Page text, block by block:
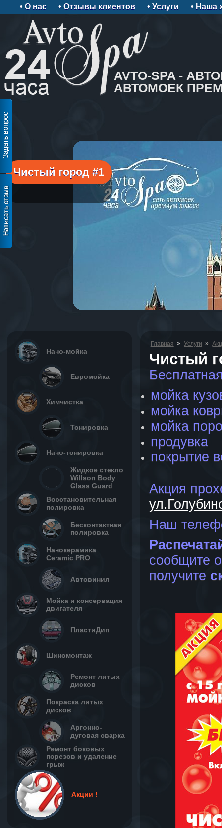
О нас Отзывы клиентов Услуги Наша
AVTO-SPA -
АВТОМОЕК
Чистый город #1
Главная » Услуги »
Чистый
мойка
мойка
мойка
продувка
покрытие
Акция
Наш
сообщите
получите
Нано-мойка
Евромойка
Химчистка
Тонировка
Нано-тонировка
Жидкое стекло
Willson Body
Glass Guard
Восстановительная
полировка
Бесконтактная
полировка
Нанокерамика
Ceramic PRO
Автовинил
Мойка и консервация
двигателя
ПластиДип
Шиномонтаж
Ремонт литых
дисков
Покраска литых
дисков
Аргонно-
дуговая сварка
Ремонт боковых
порезов и удаление
грыж
Акции !